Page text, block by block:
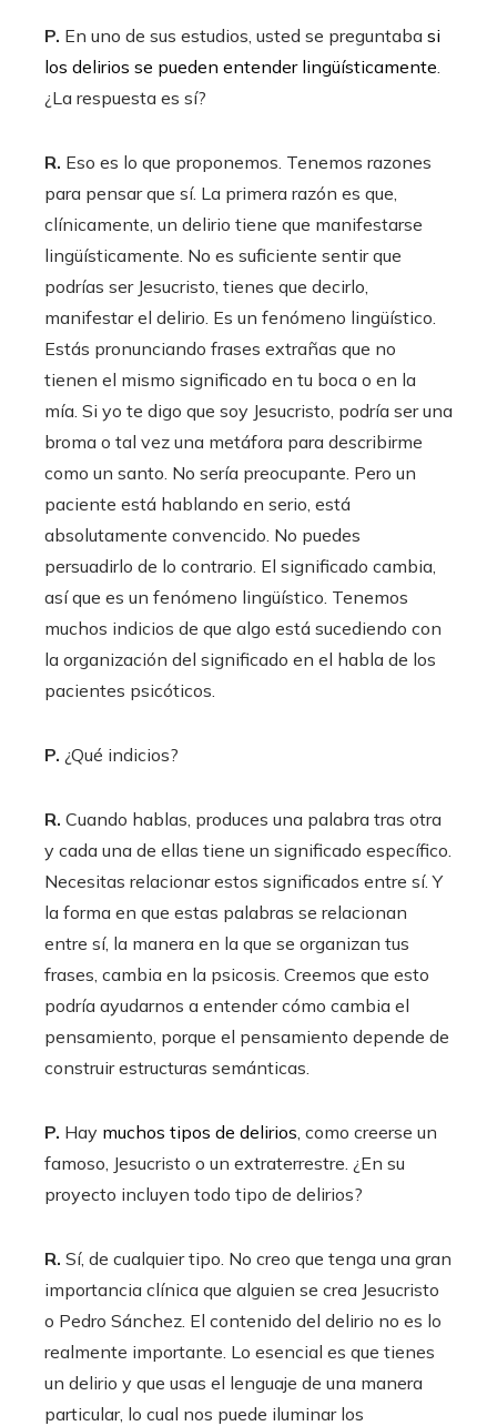
P. En uno de sus estudios, usted se preguntaba si
los delirios se pueden entender lingüísticamente
¿La respuesta es sí?
R. Eso es lo que proponemos. Tenemos razones
para pensar que sí. La primera razón es que,
clínicamente, un delirio tiene que manifestarse
lingüísticamente. No es suficiente sentir que
podrías ser Jesucristo, tienes que decirlo,
manifestar el delirio. Es un fenómeno lingüístico.
Estás pronunciando frases extrañas que no
tienen el mismo significado en tu boca o en la
mía. Si yo te digo que soy Jesucristo, podría ser una
broma o tal vez una metáfora para describirme
como un santo. No sería preocupante. Pero un
paciente está hablando en serio, está
absolutamente convencido. No puedes
persuadirlo de lo contrario. El significado cambia,
así que es un fenómeno lingüístico. Tenemos
muchos indicios de que algo está sucediendo con
la organización del significado en el habla de los
pacientes psicóticos.
P. ¿Qué indicios?
R. Cuando hablas, produces una palabra tras otra
y cada una de ellas tiene un significado específico.
Necesitas relacionar estos significados entre sí. Y
la forma en que estas palabras se relacionan
entre sí, la manera en la que se organizan tus
frases, cambia en la psicosis. Creemos que esto
podría ayudarnos a entender cómo cambia el
pensamiento, porque el pensamiento depende de
construir estructuras semánticas.
P. Hay muchos tipos de delirios , como creerse un
famoso, Jesucristo o un extraterrestre. ¿En su
proyecto incluyen todo tipo de delirios?
R. Sí, de cualquier tipo. No creo que tenga una gran
importancia clínica que alguien se crea Jesucristo
o Pedro Sánchez. El contenido del delirio no es lo
realmente importante. Lo esencial es que tienes
un delirio y que usas el lenguaje de una manera
particular, lo cual nos puede iluminar los